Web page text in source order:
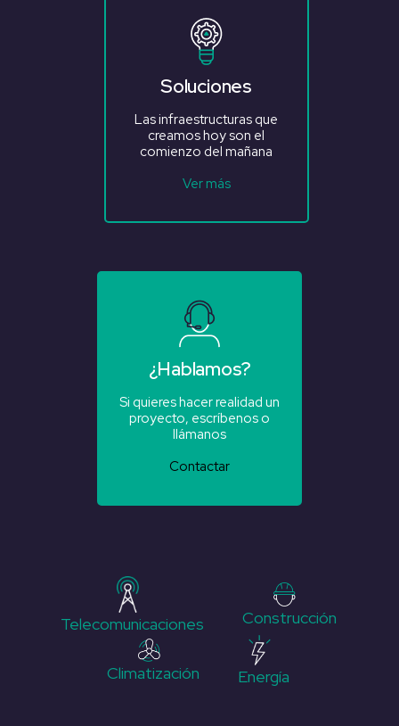
Soluciones
Las infraestructuras que
creamos hoy son el
comienzo del mañana
Ver más
¿Hablamos?
Si quieres hacer realidad un
proyecto, escríbenos o
llámanos
Contactar
Telecomunicaciones Construcción
Climatización Energía